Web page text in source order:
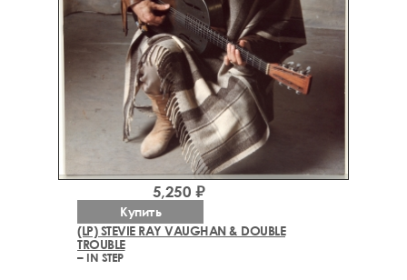
(LP) STEVIE RAY VAUGHAN & DOUBLE
TROUBLE
– IN STEP
5,250 ₽
Купить